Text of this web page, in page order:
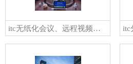
itc无纸化会议、远程视频系统成功应用于湘潭市智慧平安岳塘运营指挥中心